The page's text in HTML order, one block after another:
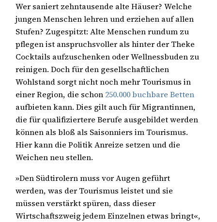
Wer saniert zehntausende alte Häuser? Welche
jungen Menschen lehren und erziehen auf allen
Stufen? Zugespitzt: Alte Menschen rundum zu
pflegen ist anspruchsvoller als hinter der Theke
Cocktails aufzuschenken oder Wellnessbuden zu
reinigen. Doch für den gesellschaftlichen
Wohlstand sorgt nicht noch mehr Tourismus in
einer Region, die schon 250.000 buchbare Betten
aufbieten kann. Dies gilt auch für Migrantinnen,
die für qualifiziertere Berufe ausgebildet werden
können als bloß als Saisonniers im Tourismus.
Hier kann die Politik Anreize setzen und die
Weichen neu stellen.
»Den Südtirolern muss vor Augen geführt
werden, was der Tourismus leistet und sie
müssen verstärkt spüren, dass dieser
Wirtschaftszweig jedem Einzelnen etwas bringt«,